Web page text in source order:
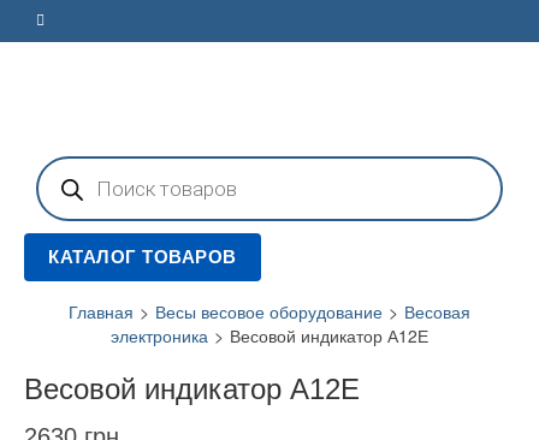
Поиск
товаров
КАТАЛОГ ТОВАРОВ
Главная > Весы весовое оборудование > Весовая
электроника > Весовой индикатор А12Е
Весовой индикатор А12Е